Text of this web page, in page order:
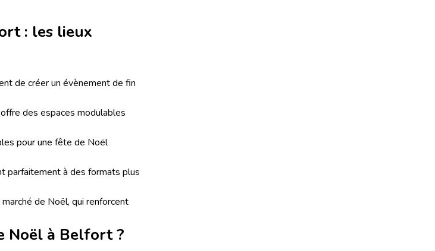
: les lieux
de créer un évènement de fin
des espaces modulables
pour une fête de Noël
parfaitement à des formats plus
de Noël, qui renforcent
Noël à Belfort ?